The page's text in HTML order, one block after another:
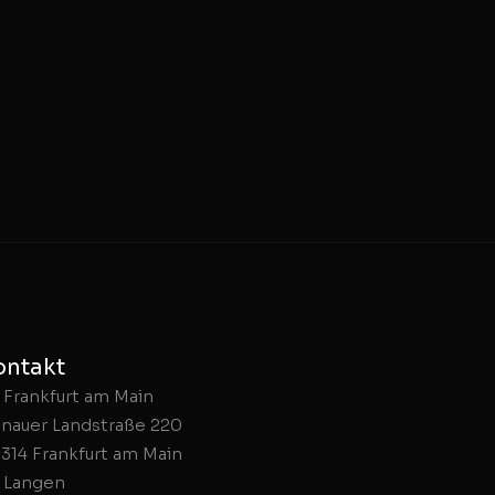
Frankfurt am Main
Landstraße 220
Frankfurt am Main
Langen